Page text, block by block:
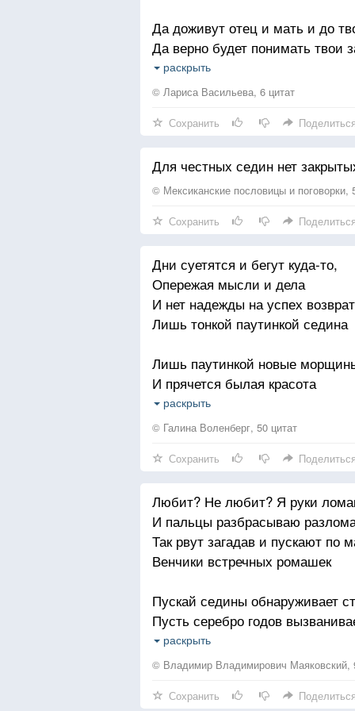
Да доживут отец и мать и до
Да верно будет понимать твои
Да ты сама, не оступясь, по
Да никогда в сплошную грязь
Да не упрячешь за душой
Да не опутается ржой летящая
Да не померкнет свет зарниц, а
Да не затихнет в песнях птиц
раскрыть
© Лариса Васильева, 6 цитат
Сохранить Поделиться
Для честных седин нет
© Мексиканские пословицы и поговорки,
Сохранить Поделиться
Дни суетятся и бегут куда-то,
Опережая мысли и дела
И нет надежды на успех
Лишь тонкой паутинкой седина
Лишь паутинкой новые
И прячется былая красота
Но до сих пор мне смотрят
Бальзаковская женщина пошла
Наверно, в каждом возрасте есть
Изюминка, что для любви
И снова, пишет мне рука поэта
Целую ваши нежные уста
Пусть дни бегут, кому-то это
Но шёпот за спиной, мне как
Смотри, какая женщина пошла.
раскрыть
© Галина Воленберг, 50 цитат
Сохранить Поделиться
Любит? Не любит? Я руки
И пальцы разбрасываю
Так рвут загадав и пускают по
Венчики встречных ромашек
Пускай седины обнаруживает
Пусть серебро годов
Надеюсь, верую вовеки не
Ко мне позорное благоразумие.
раскрыть
© Владимир Владимирович Маяковский,
Сохранить Поделиться